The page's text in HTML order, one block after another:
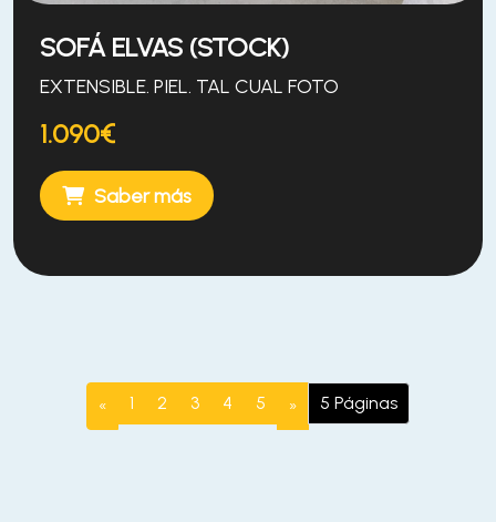
SOFÁ ELVAS (STOCK)
EXTENSIBLE. PIEL. TAL CUAL FOTO
1.090€
Saber más
«Previous
1 2 3 4 5 »Next5 Páginas